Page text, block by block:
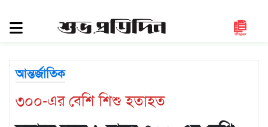
সিলেট
মৌলভীবাজার
হবিগঞ্জ
আন্তর্জাতিক
৩০০-এর বেশি শিশু হতাহত